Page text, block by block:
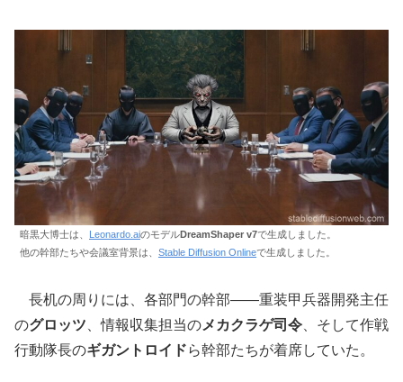
暗黒大博士は、 Leonardo.aiのモデルDreamShaper v7で生成しました。
他の幹部たちや会議室背景は、 Stable Diffusion Onlineで生成しました。
長机の周りには、各部門の幹部――重装甲兵器開発主任
のグロッツ 、情報収集担当のメカクラゲ司令 、そして作戦
行動隊長のギガントロイドら幹部たちが着席していた。